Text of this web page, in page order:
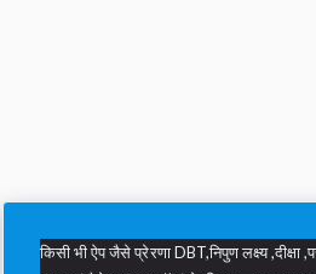
किसी भी ऐप जैसे प्रेरणा DBT,निपुण लक्ष्य ,दीक्षा